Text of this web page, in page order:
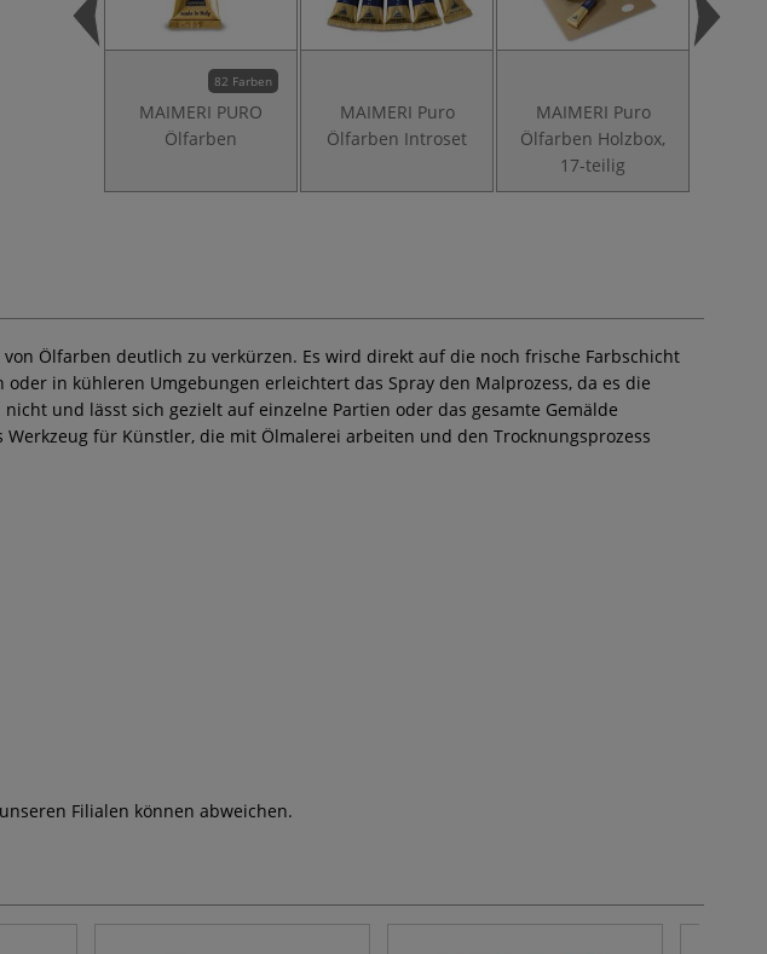
82 Farben
MAIMERI PURO
Ölfarben
MAIMERI Puro
Ölfarben Introset
MAIMERI Puro
Ölfarben Holzbox,
17-teilig
Ölfarben deutlich zu verkürzen. Es wird direkt auf die noch frische Farbschicht
in kühleren Umgebungen erleichtert das Spray den Malprozess, da es die
und lässt sich gezielt auf einzelne Partien oder das gesamte Gemälde
für Künstler, die mit Ölmalerei arbeiten und den Trocknungsprozess
Filialen können abweichen.